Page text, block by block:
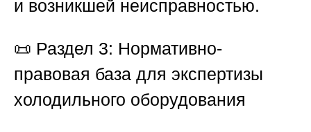
и возникшей неисправностью.
📜 Раздел 3: Нормативно-
правовая база для экспертизы
холодильного оборудования